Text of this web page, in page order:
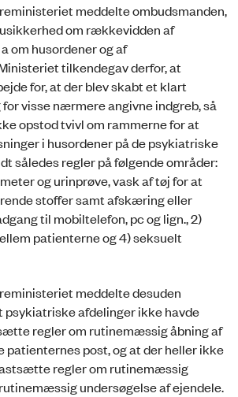
meddelte ombudsmanden,
om rækkevidden af
om husordener og af
tilkendegav derfor, at
for, at der blev skabt et klart
visse nærmere angivne indgreb, så
opstod tvivl om rammerne for at
i husordener på de psykiatriske
således regler på følgende områder:
og urinprøve, vask af tøj for at
stoffer samt afskæring eller
til mobiltelefon, pc og lign., 2)
patienterne og 4) seksuelt
meddelte desuden
psykiatriske afdelinger ikke havde
regler om rutinemæssig åbning af
patienternes post, og at der heller ikke
regler om rutinemæssig
undersøgelse af ejendele.